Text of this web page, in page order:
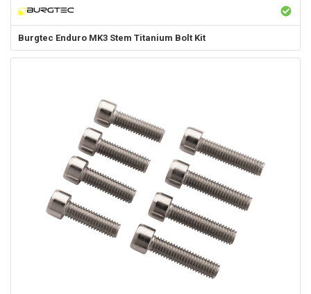
Burgtec Enduro MK3 Stem Titanium Bolt Kit